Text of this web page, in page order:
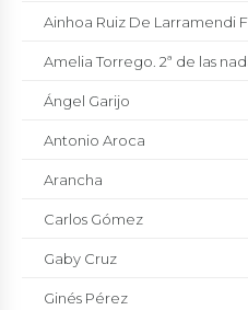
Ainhoa Ruiz De Larramendi
Amelia Torrego. 2ª de las
Ángel Garijo
Antonio Aroca
Arancha
Carlos Gómez
Gaby Cruz
Ginés Pérez